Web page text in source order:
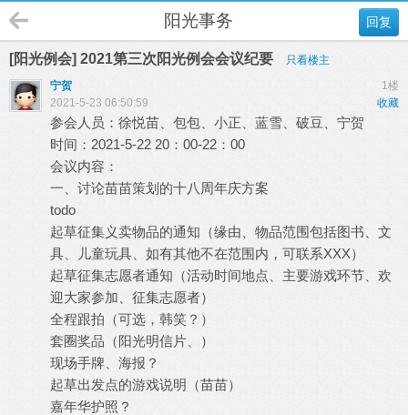
回复
阳光事务
[阳光例会] 2021第三次阳光例会会议纪要
只看楼主
1楼
宁贺
收藏
2021-5-23 06:50:59
参会人员：徐悦苗、包包、小正、蓝雪、破豆、宁贺
时间：2021-5-22 20：00-22：00
会议内容：
一、讨论苗苗策划的十八周年庆方案
todo
起草征集义卖物品的通知（缘由、物品范围包括图书、文
具、儿童玩具、如有其他不在范围内，可联系XXX）
起草征集志愿者通知（活动时间地点、主要游戏环节、欢
迎大家参加、征集志愿者）
全程跟拍（可选，韩笑？）
套圈奖品（阳光明信片、）
现场手牌、海报？
起草出发点的游戏说明（苗苗）
嘉年华护照？